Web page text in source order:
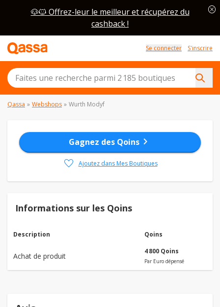
🐶🐱 Offrez-leur le meilleur et récupérez du
cashback !
cancel
Se connecter S'inscrire
Qassa » Webshops » Wurth Modyf
Gagnez des Qoins chevron_right
favorite
Ajoutez dans Mes Boutiques
Informations sur les Qoins
Description Qoins
Achat de produit
4 800 Qoins
Par Euro dépensé